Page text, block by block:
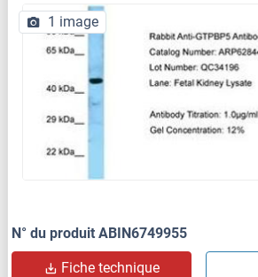
1 image
N° du produit ABIN6749955
Fiche technique